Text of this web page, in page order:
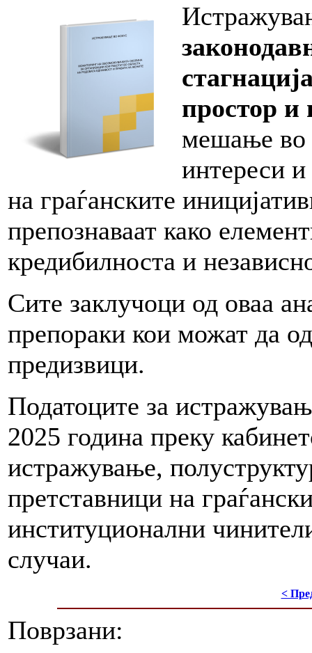
з
простор и
мешање во
интереси и
на граѓанските
препознаваат како
кредибилноста и
Сите заклучоци од оваа
препораки кои можат да
предизвици.
Податоците за
2025 година преку
истражување,
претставници на
институционални
случаи.
<
Поврзани: